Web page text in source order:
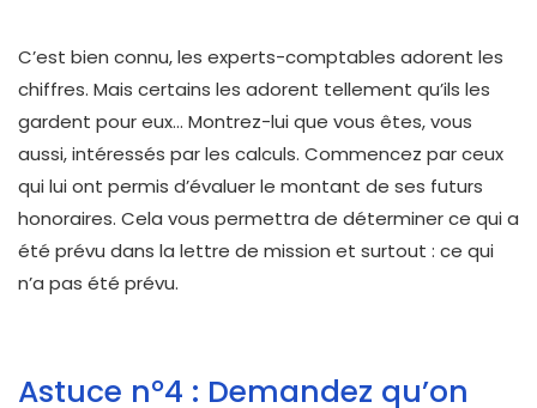
C’est bien connu, les experts-comptables adorent les
chiffres. Mais certains les adorent tellement qu’ils les
gardent pour eux… Montrez-lui que vous êtes, vous
aussi, intéressés par les calculs. Commencez par ceux
qui lui ont permis d’évaluer le montant de ses futurs
honoraires. Cela vous permettra de déterminer ce qui a
été prévu dans la lettre de mission et surtout : ce qui
n’a pas été prévu.
Astuce n°4 : Demandez qu’on